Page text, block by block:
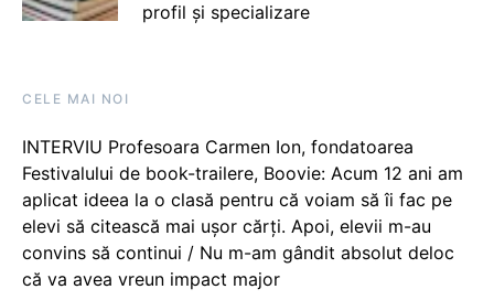
profil și specializare
CELE MAI NOI
INTERVIU Profesoara Carmen Ion, fondatoarea
Festivalului de book-trailere, Boovie: Acum 12 ani am
aplicat ideea la o clasă pentru că voiam să îi fac pe
elevi să citească mai ușor cărți. Apoi, elevii m-au
convins să continui / Nu m-am gândit absolut deloc
că va avea vreun impact major